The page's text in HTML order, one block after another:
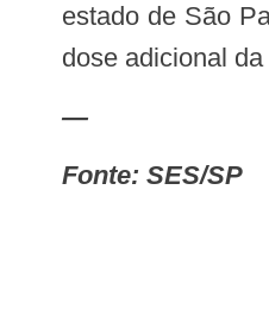
estado de São
dose adicional
—
Fonte: SES/SP